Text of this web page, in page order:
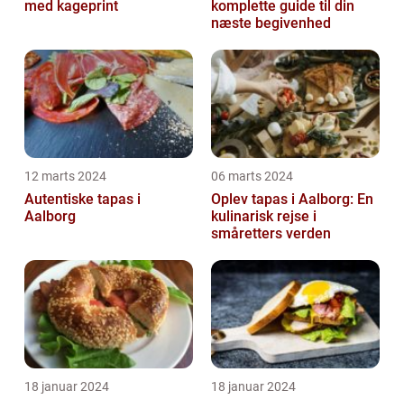
med kageprint
komplette guide til din
næste begivenhed
12 marts 2024
Autentiske tapas i
Aalborg
06 marts 2024
Oplev tapas i Aalborg: En
kulinarisk rejse i
småretters verden
18 januar 2024 18 januar 2024